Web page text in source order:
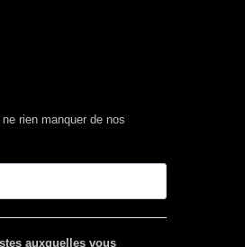
rien manquer de nos
auxquelles vous